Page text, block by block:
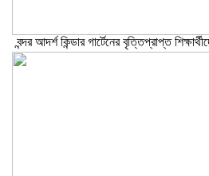
বন্দর আদর্শ কিন্ডার গার্টেনের বৃত্তিপ্রাপ্ত